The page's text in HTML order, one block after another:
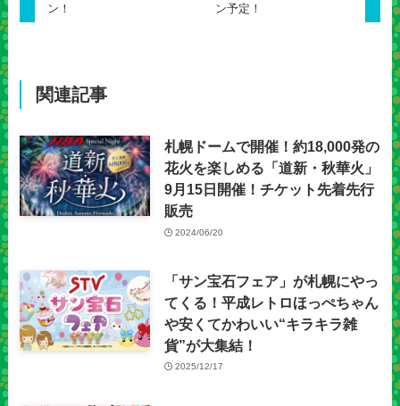
ン！
ン予定！
関連記事
札幌ドームで開催！約18,000発の
花火を楽しめる「道新・秋華火」
9月15日開催！チケット先着先行
販売
2024/06/20
「サン宝石フェア」が札幌にやっ
てくる！平成レトロほっぺちゃん
や安くてかわいい“キラキラ雑
貨”が大集結！
2025/12/17